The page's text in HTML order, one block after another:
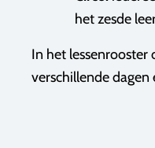
het zesde
In het lessenrooster
verschillende